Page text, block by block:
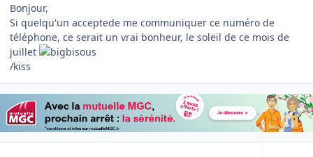
Bonjour,
Si quelqu'un acceptede me communiquer ce numéro de
téléphone, ce serait un vrai bonheur, le soleil de ce mois de
juillet
/kiss